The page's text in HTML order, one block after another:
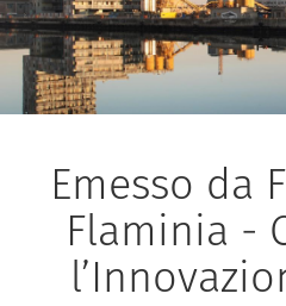
Emesso da
Flaminia -